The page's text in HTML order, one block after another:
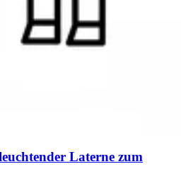
Laterne zum